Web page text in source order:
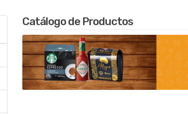
r
Catálogo de Productos